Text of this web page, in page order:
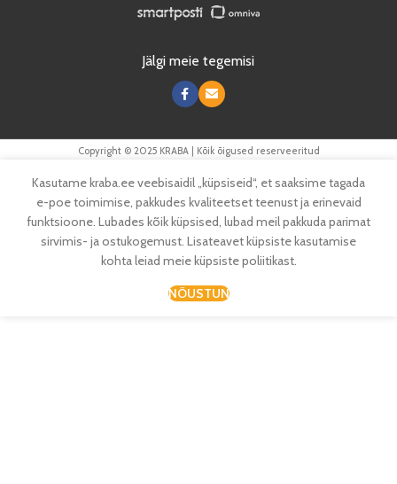
Jälgi meie tegemisi
Copyright © 2025 KRABA | Kõik õigused reserveeritud
Kasutame kraba.ee veebisaidil „küpsiseid“, et saaksime tagada
e-poe toimimise, pakkudes kvaliteetset teenust ja erinevaid
funktsioone. Lubades kõik küpsised, lubad meil pakkuda parimat
sirvimis- ja ostukogemust. Lisateavet küpsiste kasutamise
kohta leiad meie küpsiste poliitikast.
NÕUSTUN